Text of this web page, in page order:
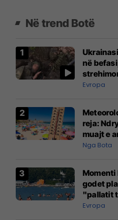
Në trend Botë
në
Evropa
reja:
muajt e
pazakontë
Nga Bota
Momenti
godet
"pallatit
Evropa